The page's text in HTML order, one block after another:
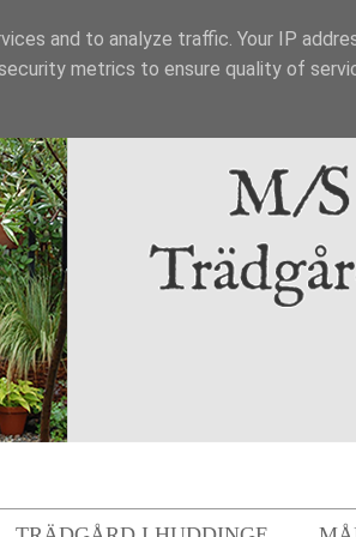
and to analyze traffic. Your IP
metrics to ensure quality of